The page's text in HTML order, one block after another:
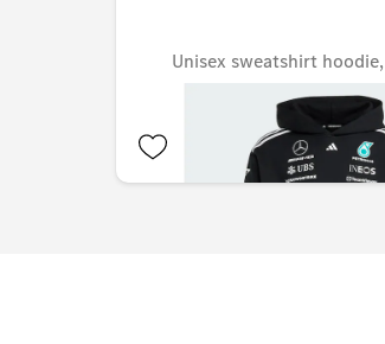
Unisex sweatshirt